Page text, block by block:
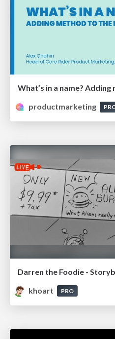
What’s in a name?
productmarketing
Darren the Foodie -
khoart
PRO